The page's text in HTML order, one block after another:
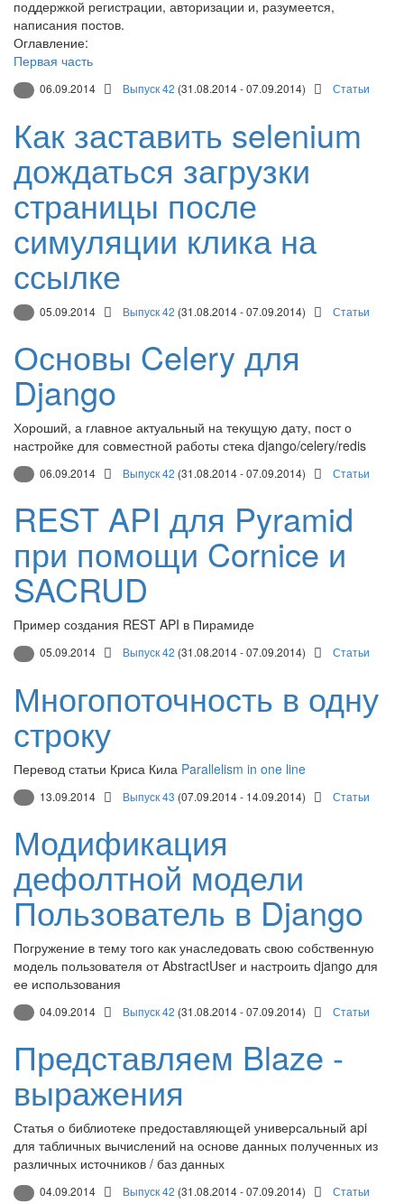
поддержкой регистрации, авторизации и, разумеется,
написания постов.
Оглавление:
Первая часть
06.09.2014 Выпуск 42 (31.08.2014 - 07.09.2014) Статьи
Как заставить selenium
дождаться загрузки
страницы после
симуляции клика на
ссылке
05.09.2014 Выпуск 42 (31.08.2014 - 07.09.2014) Статьи
Основы Celery для
Django
Хороший, а главное актуальный на текущую дату, пост о
настройке для совместной работы стека django/celery/redis
06.09.2014 Выпуск 42 (31.08.2014 - 07.09.2014) Статьи
REST API для Pyramid
при помощи Cornice и
SACRUD
Пример создания REST API в Пирамиде
05.09.2014 Выпуск 42 (31.08.2014 - 07.09.2014) Статьи
Многопоточность в одну
строку
Перевод статьи Криса Кила Parallelism in one line
13.09.2014 Выпуск 43 (07.09.2014 - 14.09.2014) Статьи
Модификация
дефолтной модели
Пользователь в Django
Погружение в тему того как унаследовать свою собственную
модель пользователя от AbstractUser и настроить django для
ее использования
04.09.2014 Выпуск 42 (31.08.2014 - 07.09.2014) Статьи
Представляем Blaze -
выражения
Статья о библиотеке предоставляющей универсальный api
для табличных вычислений на основе данных полученных из
различных источников / баз данных
04.09.2014 Выпуск 42 (31.08.2014 - 07.09.2014) Статьи